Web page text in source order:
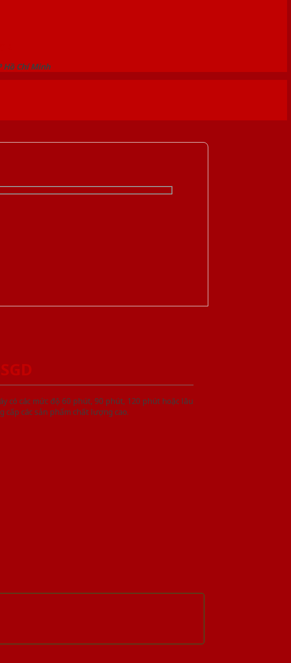
Chí Minh
có các mức độ 60 phút, 90 phút, 120 phút hoặc lâu
cấp các sản phẩm chất lượng cao.